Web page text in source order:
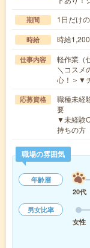
期間 1日だけ
時給 時給
仕事内容
軽作業（
＼コスメ
心！＞▼
応募資格
職種未経
要
▼未経験
持ちの方
職場の雰囲気
年齢層
20代
男女比率
女性